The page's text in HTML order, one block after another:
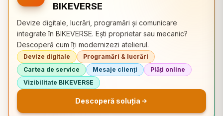
BIKEVERSE
Devize digitale, lucrări, programări și comunicare
integrate în BIKEVERSE. Ești proprietar sau mecanic?
Descoperă cum îți modernizezi atelierul.
Devize digitale
Programări & lucrări
Cartea de service
Mesaje clienți
Plăți online
Vizibilitate BIKEVERSE
Descoperă soluția